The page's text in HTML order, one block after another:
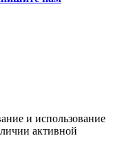
и использование
активной